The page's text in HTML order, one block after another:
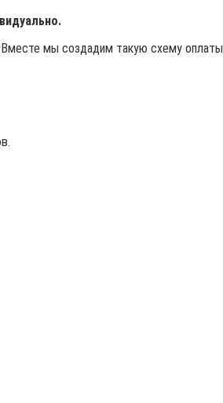
мы создадим такую схему